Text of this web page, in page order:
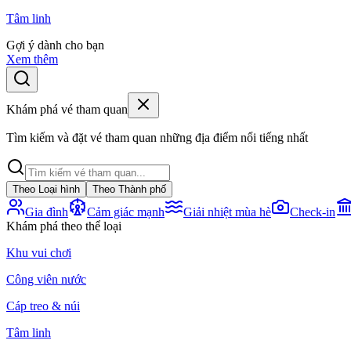
Tâm linh
Gợi ý dành cho bạn
Xem thêm
Khám phá vé tham quan
Tìm kiếm và đặt vé tham quan những địa điểm nổi tiếng nhất
Theo Loại hình Theo Thành phố
Gia đình Cảm giác mạnh Giải nhiệt mùa hè Check-in
Khám phá theo thể loại
Khu vui chơi
Công viên nước
Cáp treo & núi
Tâm linh